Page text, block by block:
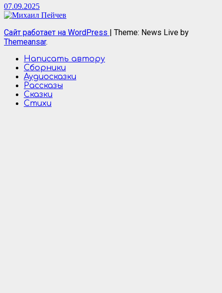
07.09.2025
Сайт работает на WordPress
Theme: News Live by
Themeansar.
Написать автору
Сборники
Аудиосказки
Рассказы
Сказки
Стихи